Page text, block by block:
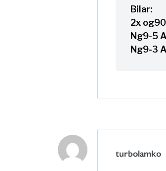
Bilar:
2x
Ng9-5
Ng9-3
turbolamko